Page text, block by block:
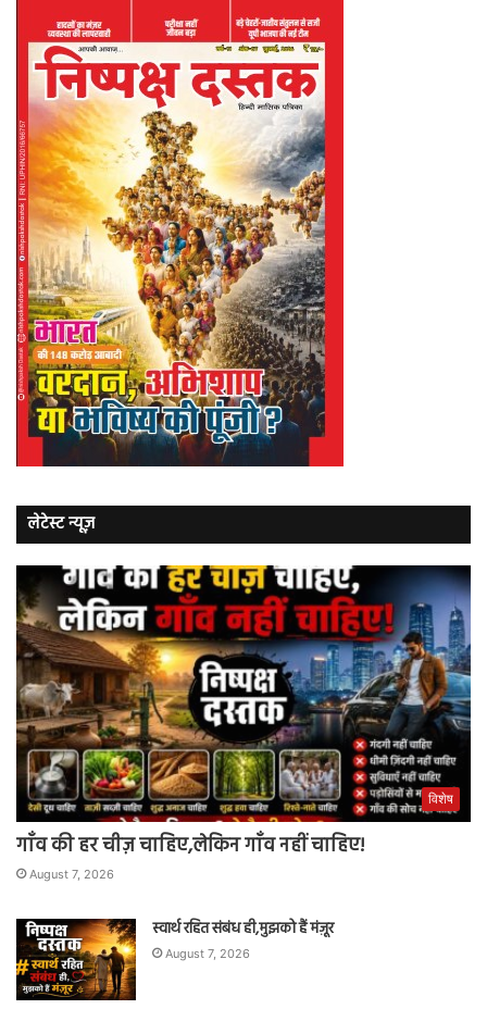
लेटेस्ट न्यूज़
विशेष
गाँव की हर चीज़ चाहिए,लेकिन गाँव नहीं चाहिए!
August 7, 2026
स्वार्थ रहित संबंध ही,मुझको हैं मंज़ूर
August 7, 2026